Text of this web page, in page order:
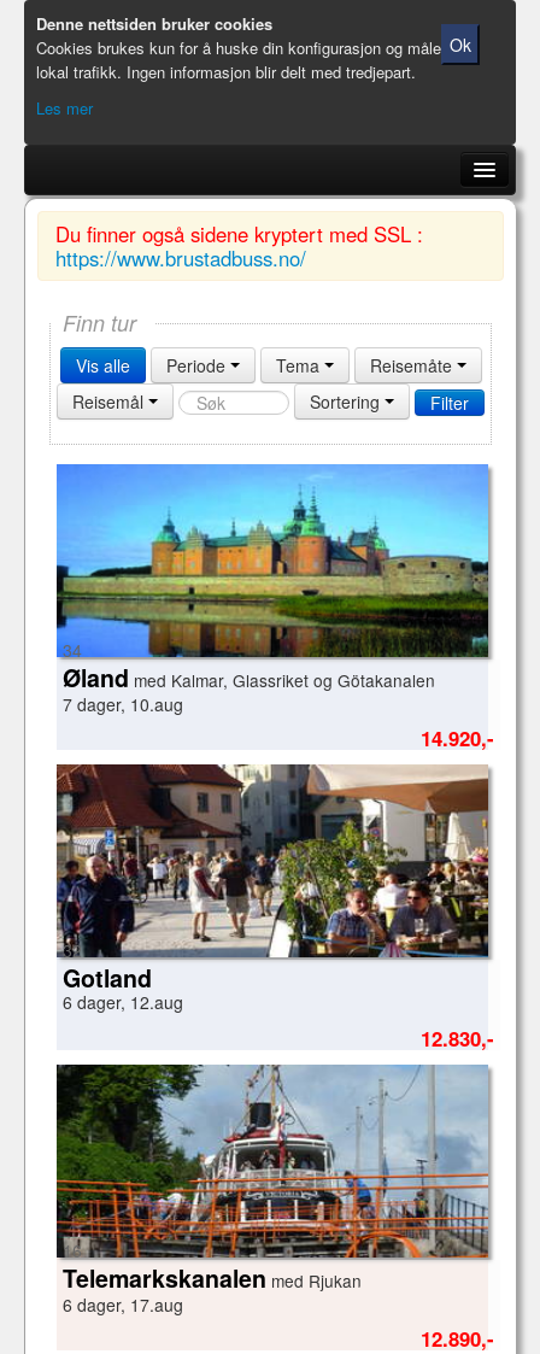
Ok
Denne nettsiden bruker cookies
Cookies brukes kun for å huske din konfigurasjon og måle
lokal trafikk. Ingen informasjon blir delt med tredjepart.
Les mer
Brustad Buss
Reiser (søk)
Om oss
Du finner også sidene kryptert med SSL :
https://www.brustadbuss.no/
Finn tur
Vis alle Periode Tema
Reisemåte
Reisemål
Sortering
34
Øland med Kalmar, Glassriket og Götakanalen
7 dager, 10.aug
14.920,-
32
Gotland
6 dager, 12.aug
12.830,-
16
Telemarkskanalen med Rjukan
6 dager, 17.aug
12.890,-